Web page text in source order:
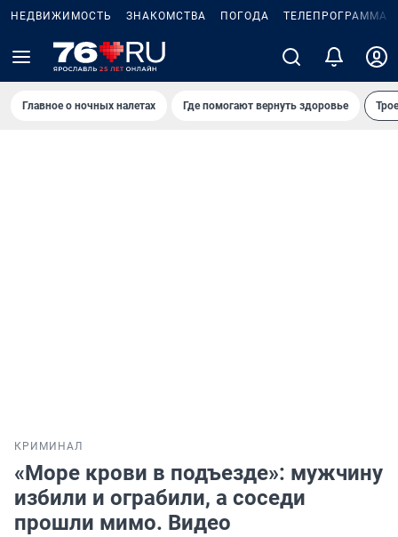
НЕДВИЖИМОСТЬ ЗНАКОМСТВА ПОГОДА ТЕЛЕПРОГРАММА
Главное о ночных налетах Где помогают вернуть здоровье
КРИМИНАЛ
«Море крови в подъезде»: мужчину
избили и ограбили, а соседи
прошли мимо. Видео